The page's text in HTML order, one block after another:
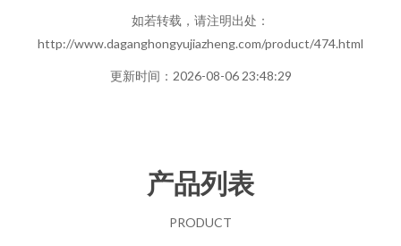
如若转载，请注明出处：
http://www.daganghongyujiazheng.com/product/474.html
更新时间：2026-08-06 23:48:29
产品列表
PRODUCT